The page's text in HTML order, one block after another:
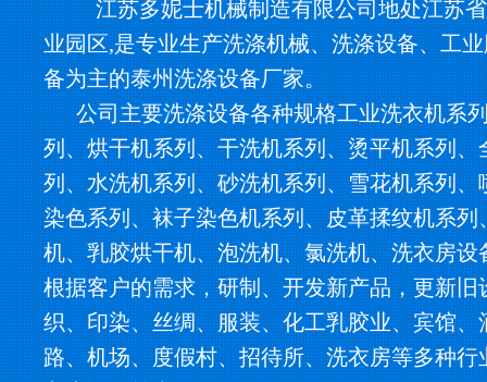
江苏多妮士机械制造有限公司地处江苏
业园区,是专业生产洗涤机械、洗涤设备、工
备为主的泰州洗涤设备厂家。
公司主要洗涤设备各种规格工业洗衣机系
列、烘干机系列、干洗机系列、烫平机系列、
列、水洗机系列、砂洗机系列、雪花机系列、
染色系列、袜子染色机系列、皮革揉纹机系列
机、乳胶烘干机、泡洗机、氯洗机、洗衣房设
根据客户的需求，研制、开发新产品，更新旧
织、印染、丝绸、服装、化工乳胶业、宾馆、
路、机场、度假村、招待所、洗衣房等多种行